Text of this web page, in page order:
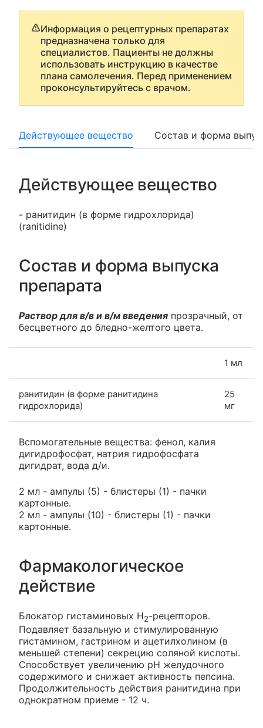
Информация о рецептурных препаратах
предназначена только для
специалистов. Пациенты не должны
использовать инструкцию в качестве
плана самолечения. Перед применением
проконсультируйтесь с врачом.
Действующее вещество Состав и форма
Действующее вещество
- ранитидин (в форме гидрохлорида)
(ranitidine)
Состав и форма выпуска
препарата
Раствор для в/в и в/м введения прозрачный, от
бесцветного до бледно-желтого цвета.
1 мл
ранитидин (в форме ранитидина
гидрохлорида)
25
мг
Вспомогательные вещества: фенол, калия
дигидрофосфат, натрия гидрофосфата
дигидрат, вода д/и.
2 мл - ампулы (5) - блистеры (1) - пачки
картонные.
2 мл - ампулы (10) - блистеры (1) - пачки
картонные.
Фармакологическое
действие
Блокатор гистаминовых H2-рецепторов.
Подавляет базальную и стимулированную
гистамином, гастрином и ацетилхолином (в
меньшей степени) секрецию соляной кислоты.
Способствует увеличению рН желудочного
содержимого и снижает активность пепсина.
Продолжительность действия ранитидина при
однократном приеме - 12 ч.